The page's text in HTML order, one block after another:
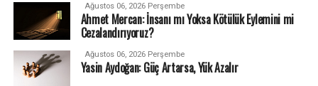
Ağustos 06, 2026 Perşembe
Ahmet Mercan: İnsanı mı Yoksa Kötülük Eylemini mi
Cezalandırıyoruz?
Ağustos 06, 2026 Perşembe
Yasin Aydoğan: Güç Artarsa, Yük Azalır